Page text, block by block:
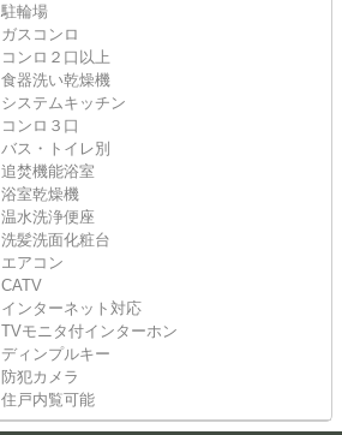
駐輪場
ガスコンロ
コンロ２口以上
食器洗い乾燥機
システムキッチン
コンロ３口
バス・トイレ別
追焚機能浴室
浴室乾燥機
温水洗浄便座
洗髪洗面化粧台
エアコン
CATV
インターネット対応
TVモニタ付インターホン
ディンプルキー
防犯カメラ
住戸内覧可能